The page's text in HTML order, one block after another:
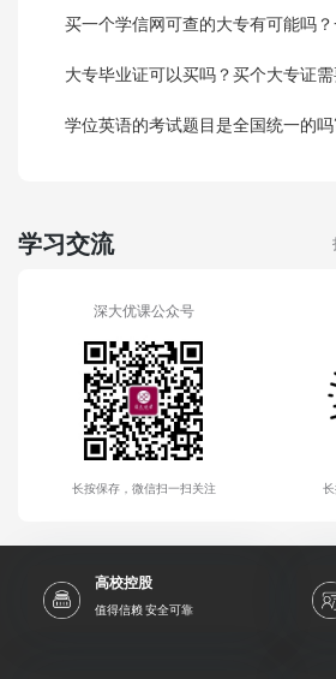
买一个学信网可查的大专有可能吗？
大专毕业证可以买吗？买个大专证需
学位英语的考试题目是全国统一的吗
学习交流
深大优课公众号
长按保存，微信扫一扫关注
高校控股
值得信赖 安全可靠